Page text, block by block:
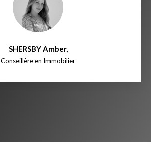
SHERSBY Amber,
Conseillère en Immobilier